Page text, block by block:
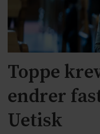
Toppe
endrer
Uetisk